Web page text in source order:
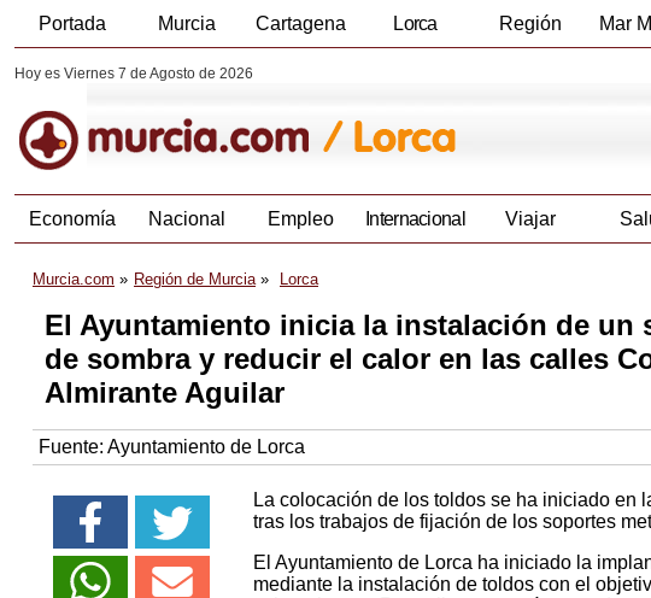
Portada Murcia Cartagena Lorca Región Mar
Hoy es Viernes 7 de Agosto de 2026
Economía Nacional Empleo Internacional Viajar
Murcia.com Región de Murcia Lorca
El Ayuntamiento inicia la instalación de un
de sombra y reducir el calor en las calles
Almirante Aguilar
Fuente: Ayuntamiento de Lorca
La colocación de los toldos se ha iniciado en
tras los trabajos de fijación de los soportes
El Ayuntamiento de Lorca ha iniciado la
mediante la instalación de toldos con el